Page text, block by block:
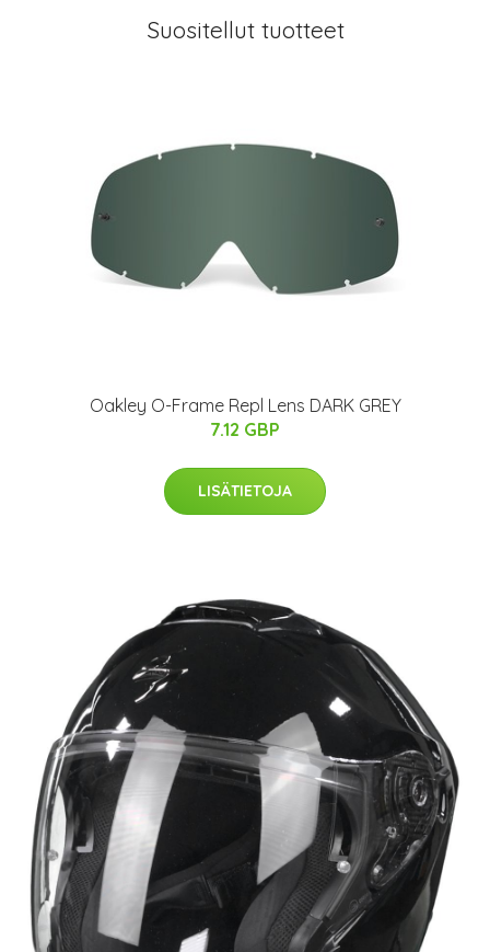
Suositellut tuotteet
Oakley O-Frame Repl Lens DARK GREY
7.12 GBP
LISÄTIETOJA